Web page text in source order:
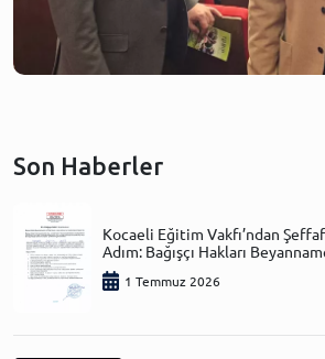
Son Haberler
Kocaeli Eğitim Vakfı’ndan
Adım: Bağışçı Hakları
1 Temmuz 2026